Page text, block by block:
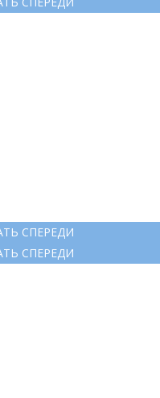
СПЕРЕДИ
СПЕРЕДИ